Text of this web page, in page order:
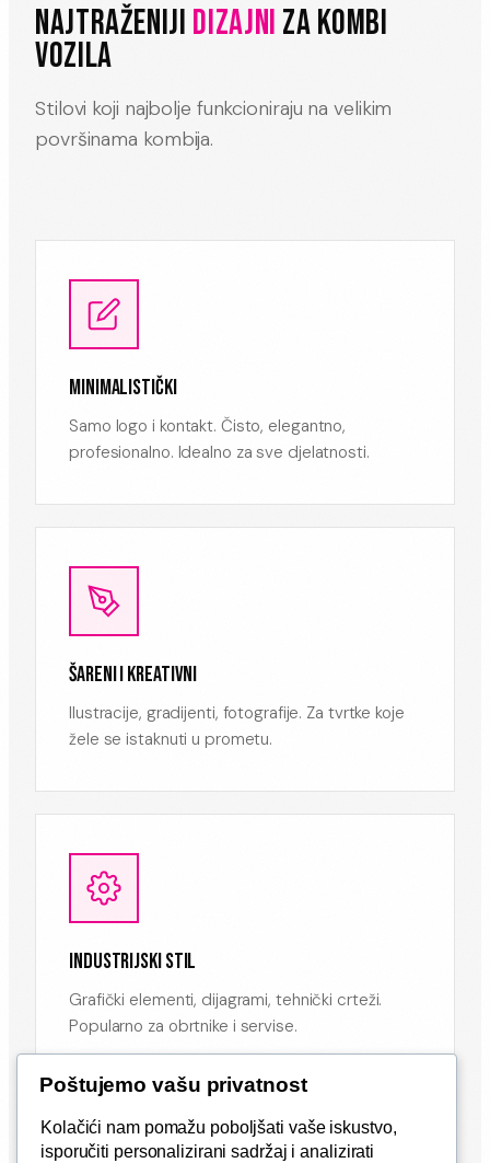
NAJTRAŽENIJI DIZAJNI ZA KOMBI
VOZILA
Stilovi koji najbolje funkcioniraju na velikim
površinama kombija.
MINIMALISTIČKI
Samo logo i kontakt. Čisto, elegantno,
profesionalno. Idealno za sve djelatnosti.
ŠARENI I KREATIVNI
Ilustracije, gradijenti, fotografije. Za tvrtke koje
žele se istaknuti u prometu.
INDUSTRIJSKI STIL
Grafički elementi, dijagrami, tehnički crteži.
Popularno za obrtnike i servise.
Poštujemo vašu privatnost
Kolačići nam pomažu poboljšati vaše iskustvo,
isporučiti personalizirani sadržaj i analizirati